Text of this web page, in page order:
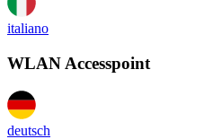
italiano
WLAN Accesspoint
deutsch